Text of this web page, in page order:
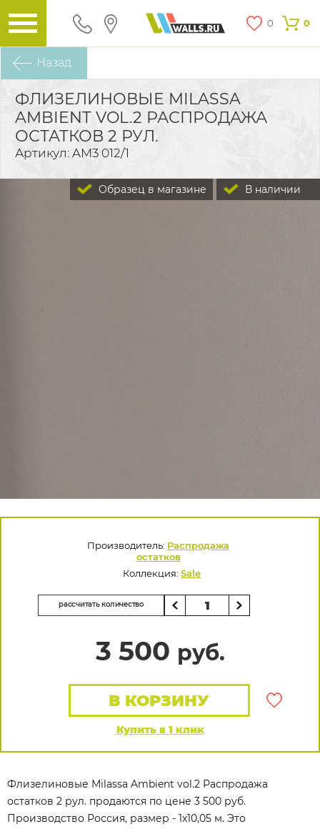
0 0
Назад
ФЛИЗЕЛИНОВЫЕ MILASSA
AMBIENT VOL.2 РАСПРОДАЖА
ОСТАТКОВ 2 РУЛ.
Артикул: AM3 012/1
В наличии
Образец в магазине
Производитель: Распродажа
остатков
Коллекция: Sale
рассчитать количество
3 500 руб.
Купить в 1 клик
В КОРЗИНУ
Флизелиновые Milassa Ambient vol.2 Распродажа
остатков 2 рул. продаются по цене 3 500 руб.
Производство Россия, размер - 1x10,05 м. Это